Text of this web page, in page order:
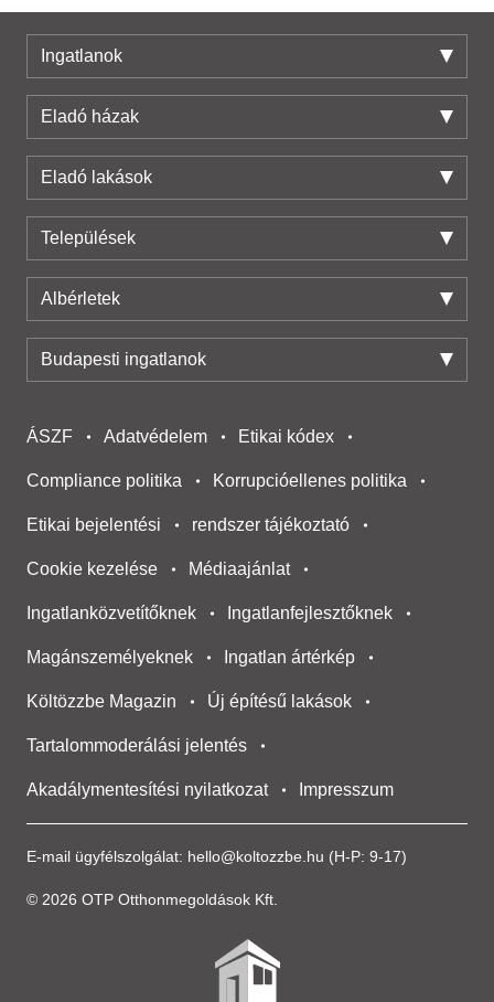
Ingatlanok
Eladó házak
Eladó lakások
Települések
Albérletek
Budapesti ingatlanok
E-mail ügyfélszolgálat: hello@koltozzbe.hu (H-P: 9-17)
© 2026 OTP Otthonmegoldások Kft.
ÁSZF Adatvédelem Etikai kódex
Compliance politika Korrupcióellenes politika
Etikai bejelentési rendszer tájékoztató
Cookie kezelése Médiaajánlat
Ingatlanközvetítőknek Ingatlanfejlesztőknek
Magánszemélyeknek Ingatlan ártérkép
Költözzbe Magazin Új építésű lakások
Tartalommoderálási jelentés
Akadálymentesítési nyilatkozat Impresszum